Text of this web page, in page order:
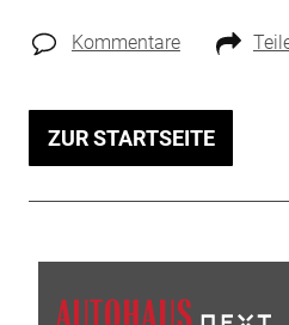
Kommentare
ZUR STARTSEITE